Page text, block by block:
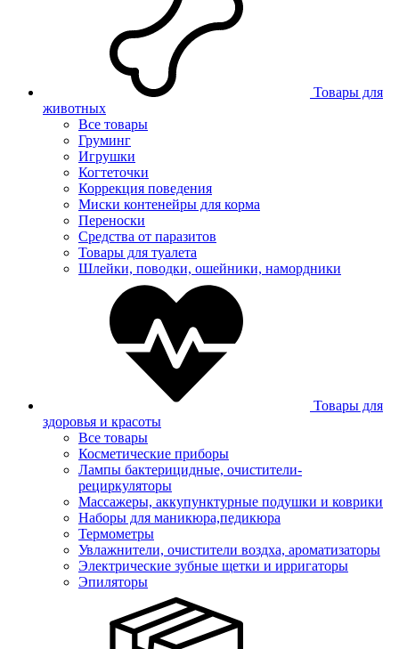
Товары для
животных
Все товары
Груминг
Игрушки
Когтеточки
Коррекция поведения
Миски контенейры для корма
Переноски
Средства от паразитов
Товары для туалета
Шлейки, поводки, ошейники, намордники
Товары для
здоровья и красоты
Все товары
Косметические приборы
Лампы бактерицидные, очистители-
рециркуляторы
Массажеры, аккупунктурные подушки и коврики
Наборы для маникюра,педикюра
Термометры
Увлажнители, очистители воздха, ароматизаторы
Электрические зубные щетки и ирригаторы
Эпиляторы